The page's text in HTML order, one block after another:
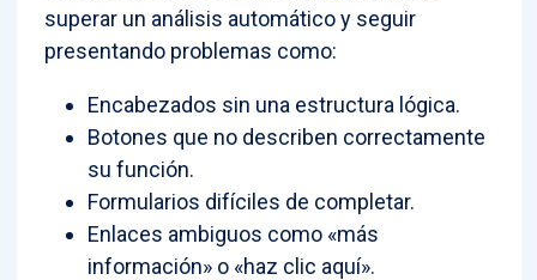
superar un análisis automático y seguir
presentando problemas como:
Encabezados sin una estructura lógica.
Botones que no describen correctamente
su función.
Formularios difíciles de completar.
Enlaces ambiguos como «más
información» o «haz clic aquí».